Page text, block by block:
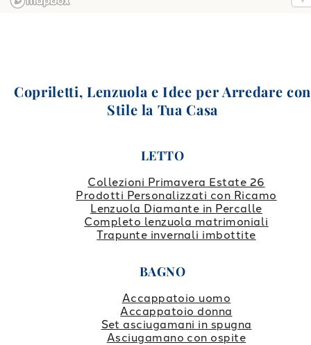
Copriletti, Lenzuola e Idee per Arredare con
Stile la Tua Casa
LETTO
Collezioni Primavera Estate 26
Prodotti Personalizzati con Ricamo
Lenzuola Diamante in Percalle
Completo lenzuola matrimoniali
Trapunte invernali imbottite
BAGNO
Accappatoio uomo
Accappatoio donna
Set asciugamani in spugna
Asciugamano con ospite